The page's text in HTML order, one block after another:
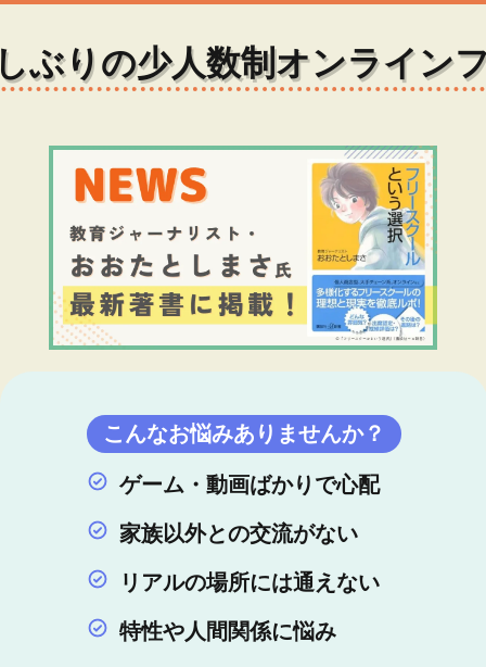
ぶりの少人数制オンライン
こんなお悩みありませんか？
ゲーム・動画ばかりで心配
家族以外との交流がない
リアルの場所には通えない
特性や人間関係に悩み